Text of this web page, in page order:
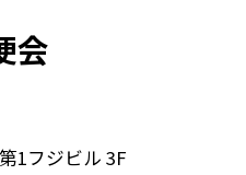
会
1フジビル 3F